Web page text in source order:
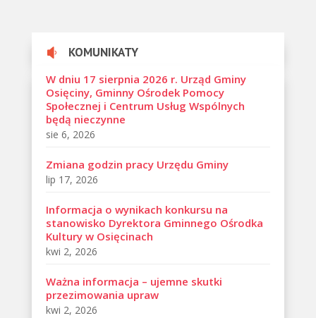
 KOMUNIKATY
W dniu 17 sierpnia 2026 r. Urząd Gminy
Osięciny, Gminny Ośrodek Pomocy
Społecznej i Centrum Usług Wspólnych
będą nieczynne
sie 6, 2026
Zmiana godzin pracy Urzędu Gminy
lip 17, 2026
Informacja o wynikach konkursu na
stanowisko Dyrektora Gminnego Ośrodka
Kultury w Osięcinach
kwi 2, 2026
Ważna informacja – ujemne skutki
przezimowania upraw
kwi 2, 2026